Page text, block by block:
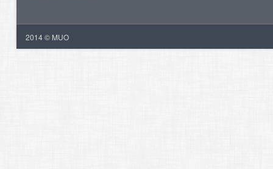
2014 © MUO